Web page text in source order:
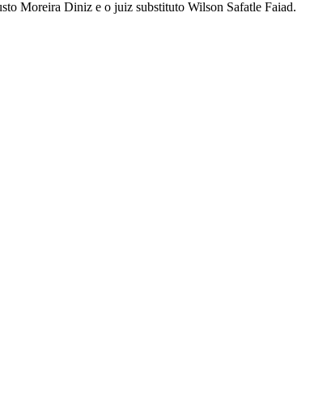
Moreira Diniz e o juiz substituto Wilson Safatle Faiad.